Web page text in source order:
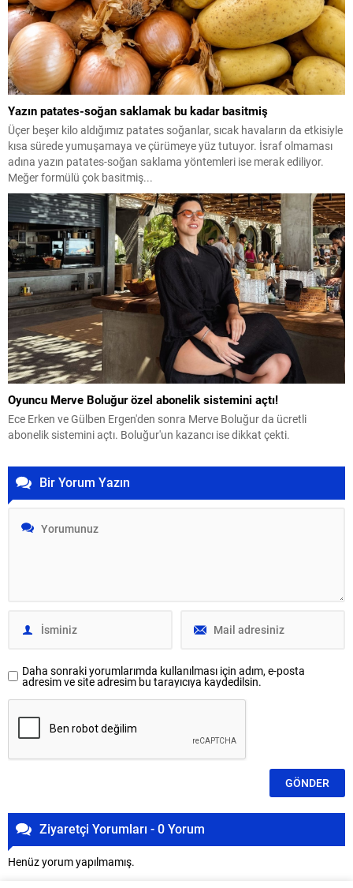
Yazın patates-soğan saklamak bu kadar basitmiş
Üçer beşer kilo aldığımız patates soğanlar, sıcak havaların da etkisiyle
kısa sürede yumuşamaya ve çürümeye yüz tutuyor. İsraf olmaması
adına yazın patates-soğan saklama yöntemleri ise merak ediliyor.
Meğer formülü çok basitmiş...
Oyuncu Merve Boluğur özel abonelik sistemini açtı!
Ece Erken ve Gülben Ergen'den sonra Merve Boluğur da ücretli
abonelik sistemini açtı. Boluğur'un kazancı ise dikkat çekti.
Bir Yorum Yazın
Daha sonraki yorumlarımda kullanılması için adım, e-posta
adresim ve site adresim bu tarayıcıya kaydedilsin.
Ziyaretçi Yorumları - 0 Yorum
Henüz yorum yapılmamış.